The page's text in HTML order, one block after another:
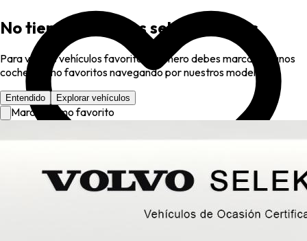
No tienes favoritos seleccionados
Para ver tus vehículos favoritos, primero debes marcar algunos
coches como favoritos navegando por nuestros modelos.
Entendido Explorar vehículos
Marcar como favorito